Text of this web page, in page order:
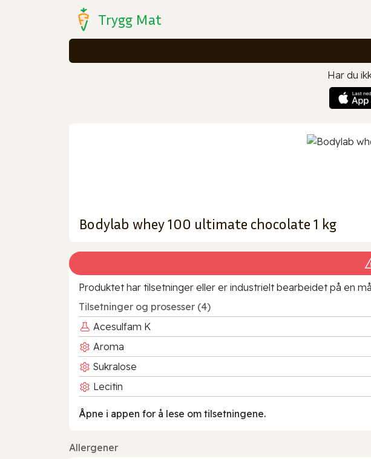
Trygg Mat
Har du
Bodylab whey 100 ultimate chocolate 1 kg
Produktet har tilsetninger eller er industrielt bearbeidet på en
Tilsetninger og prosesser (4)
Acesulfam K
Aroma
Sukralose
Lecitin
Åpne i appen for å lese om tilsetningene.
Allergener